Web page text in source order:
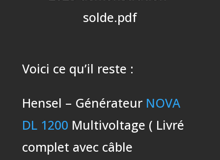
solde.pdf
Voici ce qu’il reste :
Hensel – Générateur NOVA
DL 1200 Multivoltage ( Livré
complet avec câble